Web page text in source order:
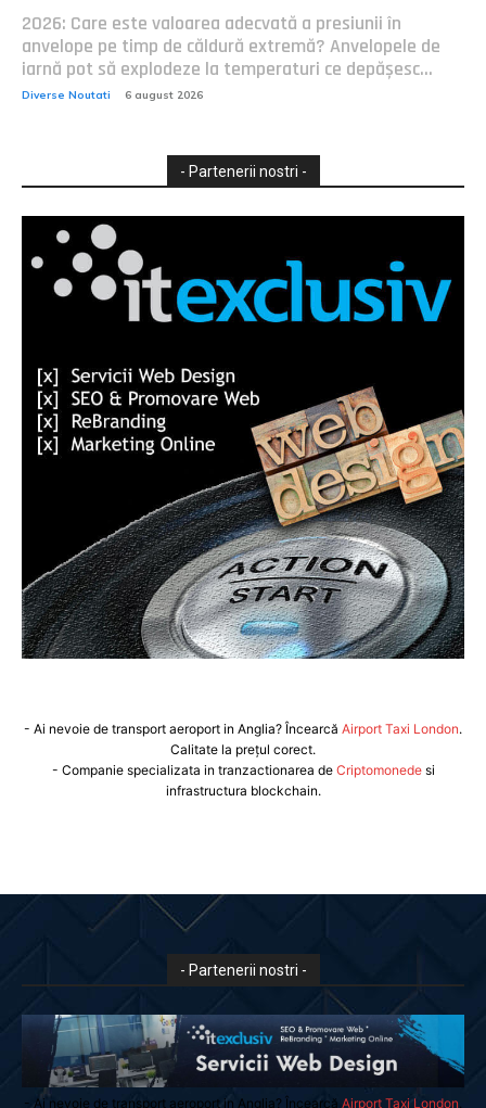
2026: Care este valoarea adecvată a presiunii în
anvelope pe timp de căldură extremă? Anvelopele de
iarnă pot să explodeze la temperaturi ce depășesc...
Diverse Noutati 6 august 2026
- Partenerii nostri -
- Ai nevoie de transport aeroport in Anglia? Încearcă Airport Taxi London.
Calitate la prețul corect.
- Companie specializata in tranzactionarea de Criptomonedesi
infrastructura blockchain.
- Partenerii nostri -
- Ai nevoie de transport aeroport in Anglia? Încearcă Airport Taxi London